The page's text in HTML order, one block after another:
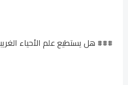
### هل يستطيع علم الأحياء